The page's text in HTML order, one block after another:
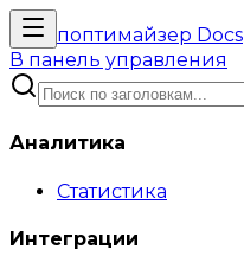
поптимайзер Docs
В панель управления
Аналитика
Статистика
Интеграции